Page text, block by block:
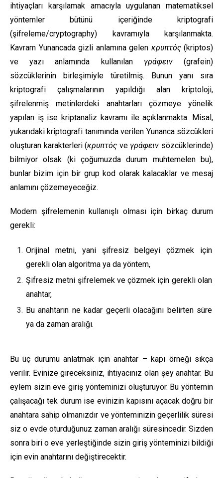
ihtiyaçları karşılamak amacıyla uygulanan matematiksel
yöntemler bütünü içeriğinde kriptografi
(şifreleme/cryptography) kavramıyla karşılanmakta.
Kavram Yunancada gizli anlamına gelen κρυπτός(kriptos)
ve yazı anlamında kullanılan γράφειν(grafein)
sözcüklerinin birleşimiyle türetilmiş. Bunun yanı sıra
kriptografi çalışmalarının yapıldığı alan kriptoloji,
şifrelenmiş metinlerdeki anahtarları çözmeye yönelik
yapılan iş ise kriptanaliz kavramı ile açıklanmakta. Misal,
yukarıdaki kriptografi tanımında verilen Yunanca sözcükleri
oluşturan karakterleri (κρυπτός ve γράφειν sözcüklerinde)
bilmiyor olsak (ki çoğumuzda durum muhtemelen bu),
bunlar bizim için bir grup kod olarak kalacaklar ve mesaj
anlamını çözemeyeceğiz.
Modern şifrelemenin kullanışlı olması için birkaç durum
gerekli:
Orijinal metni, yani şifresiz belgeyi çözmek için
gerekli olan algoritma ya da yöntem,
Şifresiz metni şifrelemek ve çözmek için gerekli olan
anahtar,
Bu anahtarın ne kadar geçerli olacağını belirten süre
ya da zaman aralığı.
Bu üç durumu anlatmak için anahtar – kapı örneği sıkça
verilir. Evinize gireceksiniz, ihtiyacınız olan şey anahtar. Bu
eylem sizin eve giriş yönteminizi oluşturuyor. Bu yöntemin
çalışacağı tek durum ise evinizin kapısını açacak doğru bir
anahtara sahip olmanızdır ve yönteminizin geçerlilik süresi
siz o evde oturduğunuz zaman aralığı süresincedir. Sizden
sonra biri o eve yerleştiğinde sizin giriş yönteminizi bildiği
için evin anahtarını değiştirecektir.